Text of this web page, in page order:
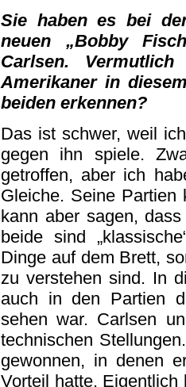
Sie haben es bei
neuen „Bobby
Carlsen.
Amerikaner in
beiden erkennen?
Das ist schwer, weil
gegen ihn spiele.
getroffen, aber ich
Gleiche. Seine Partien
kann aber sagen,
beide sind
Dinge auf dem Brett,
zu verstehen sind. In
auch in den Partien
sehen war. Carlsen
technischen
gewonnen, in denen
Vorteil hatte.